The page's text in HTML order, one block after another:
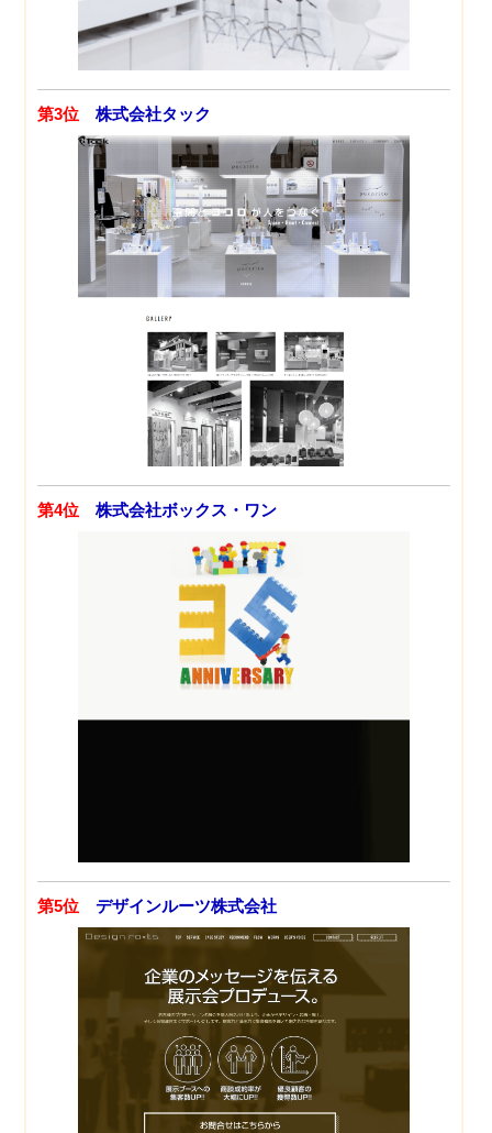
第3位 株式会社タック
第4位 株式会社ボックス・ワン
第5位 デザインルーツ株式会社